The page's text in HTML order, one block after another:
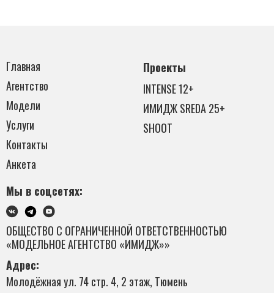
Главная
Агентство
Модели
Услуги
Контакты
Анкета
Проекты
INTENSE 12+
ИМИДЖ SREDA 25+
SHOOT
Мы в соцсетях:
ОБЩЕСТВО С ОГРАНИЧЕННОЙ ОТВЕТСТВЕННОСТЬЮ
«МОДЕЛЬНОЕ АГЕНТСТВО «ИМИДЖ»»
Адрес:
Молодёжная ул. 74 стр. 4, 2 этаж, Тюмень